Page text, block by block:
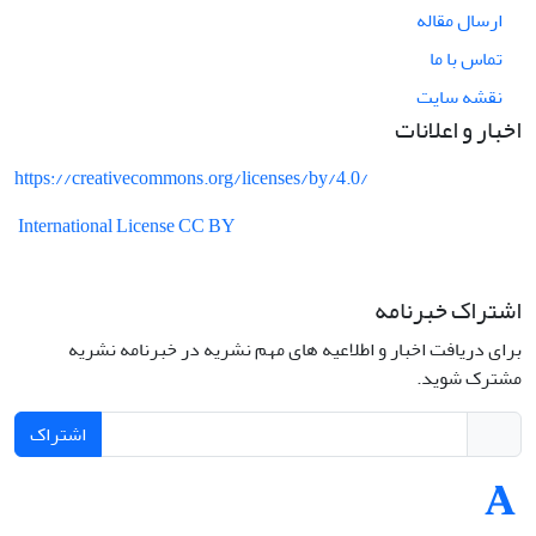
ارسال مقاله
تماس با ما
نقشه سایت
اخبار و اعلانات
https://creativecommons.org/licenses/by/4.0/
International License CC BY
اشتراک خبرنامه
برای دریافت اخبار و اطلاعیه های مهم نشریه در خبرنامه نشریه
مشترک شوید.
اشتراک